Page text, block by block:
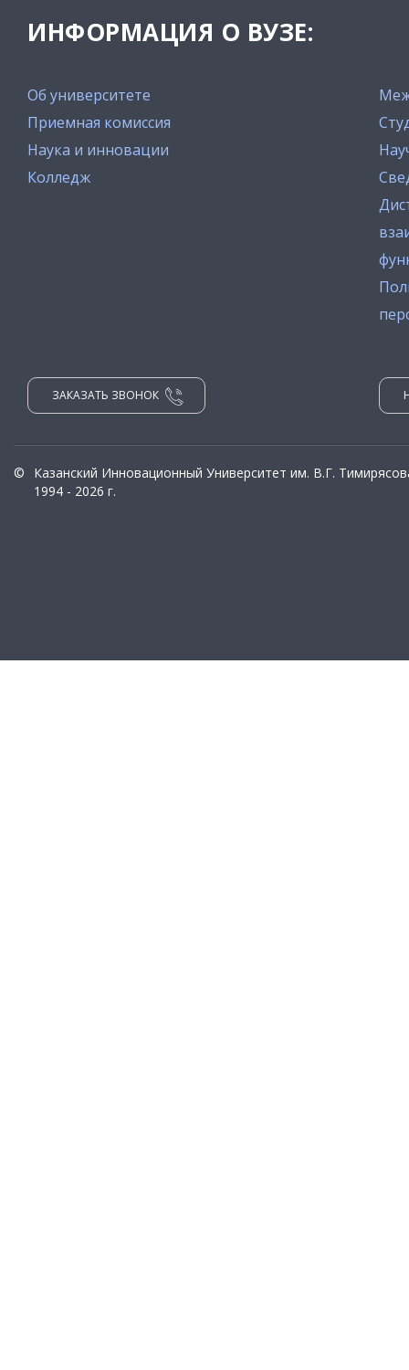
ИНФОРМАЦИЯ О ВУЗЕ:
Об университете
Приемная комиссия
Наука и инновации
Колледж
ЗАКАЗАТЬ ЗВОНОК
©
Казанский Инновационный Университет им. В.Г.
1994 - 2026 г.